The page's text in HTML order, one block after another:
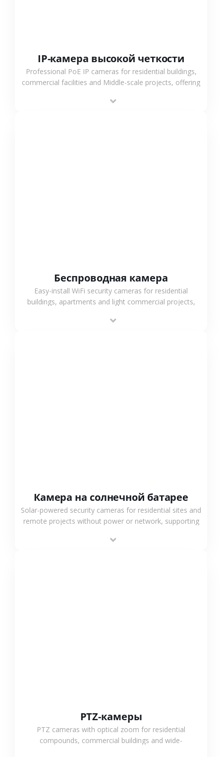
IP-камера высокой четкости
Professional PoE IP cameras for residential buildings,
commercial facilities and Middle-scale projects, offering
support.
Беспроводная камера
Easy-install WiFi security cameras for residential
buildings, apartments and light commercial projects,
surveillance solutions.
Камера на солнечной батарее
Solar-powered security cameras for residential sites and
remote projects without power or network, supporting
outdoor monitoring.
PTZ-камеры
PTZ cameras with optical zoom for residential
compounds, commercial buildings and wide-